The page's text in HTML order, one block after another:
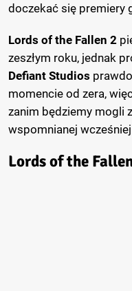
doczekać się premiery
Lords of the Fallen 2
zeszłym roku, jednak
Defiant Studios
momencie od zera,
zanim będziemy mogli
wspomnianej
Lords of the